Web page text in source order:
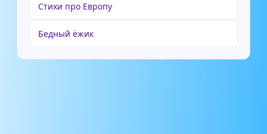
Стихи про Европу
Бедный ёжик